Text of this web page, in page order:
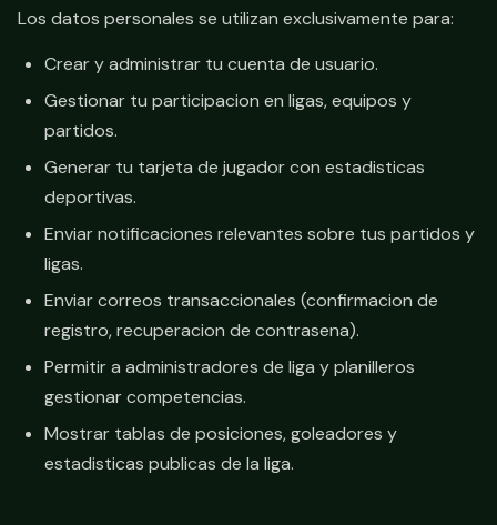
Los datos personales se utilizan exclusivamente para:
Crear y administrar tu cuenta de usuario.
Gestionar tu participacion en ligas, equipos y
partidos.
Generar tu tarjeta de jugador con estadisticas
deportivas.
Enviar notificaciones relevantes sobre tus partidos y
ligas.
Enviar correos transaccionales (confirmacion de
registro, recuperacion de contrasena).
Permitir a administradores de liga y planilleros
gestionar competencias.
Mostrar tablas de posiciones, goleadores y
estadisticas publicas de la liga.